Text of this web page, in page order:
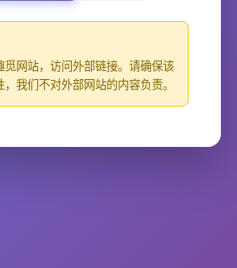
觅网站，访问外部链接。请确保该
，我们不对外部网站的内容负责。